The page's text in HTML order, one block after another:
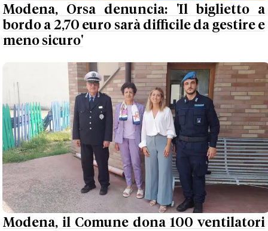
Modena, Orsa denuncia: 'Il biglietto a
bordo a 2,70 euro sarà difficile da gestire e
meno sicuro'
Modena, il Comune dona 100 ventilatori